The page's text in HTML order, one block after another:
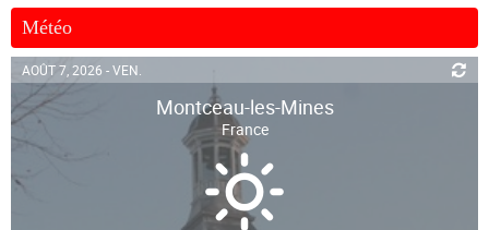
Météo
AOÛT 7, 2026 - VEN.
Montceau-les-Mines
France